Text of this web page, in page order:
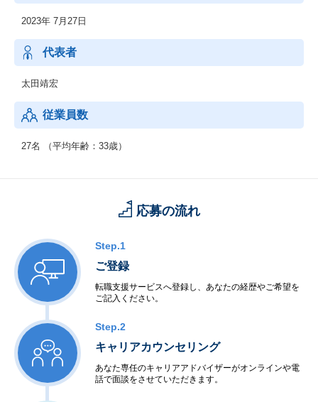
さらに、企業の高卒採用手法に新しい風を吹き込むことによっ
て、人に投資をする”良い会社”に、
”良い人材”が集まるよう、採用力の向上を支援しています。
2023年 7月27日
代表者
太田靖宏
従業員数
27名 （平均年齢：33歳）
応募の流れ
Step.1
ご登録
転職支援サービスへ登録し、あなたの経歴やご希望を
ご記入ください。
Step.2
キャリアカウンセリング
あなた専任のキャリアアドバイザーがオンラインや電
話で面談をさせていただきます。